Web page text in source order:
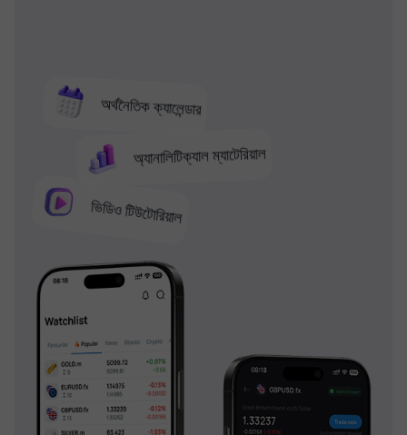
অর্থনৈতিক ক্যালেন্ডার
অ্যানালিটিক্যাল ম্যাটেরিয়াল
ভিডিও টিউটোরিয়াল